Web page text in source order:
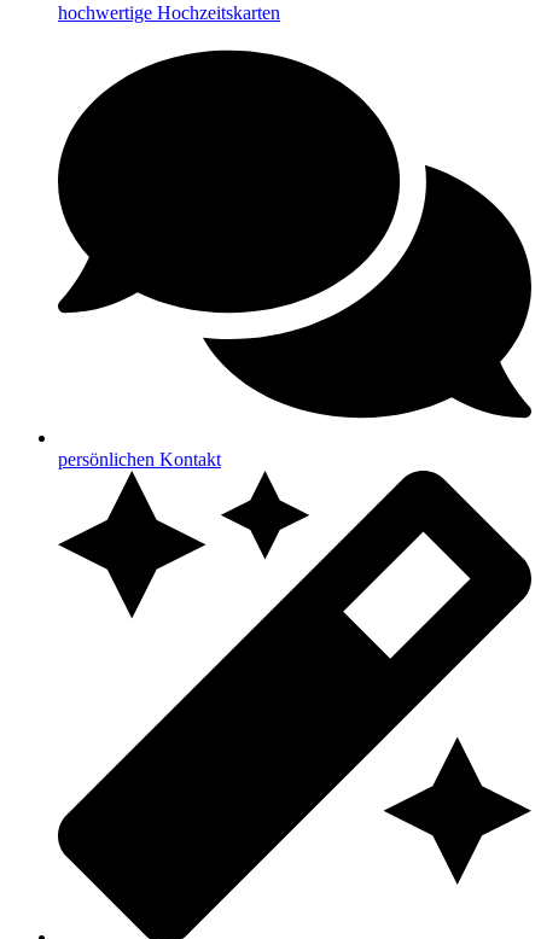
hochwertige Hochzeitskarten
persönlichen Kontakt